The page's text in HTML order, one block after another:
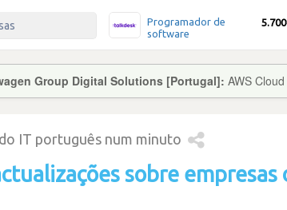
Programador de
software
Group Digital Solutions [Portugal]: AWS
IT português num minuto
sobre